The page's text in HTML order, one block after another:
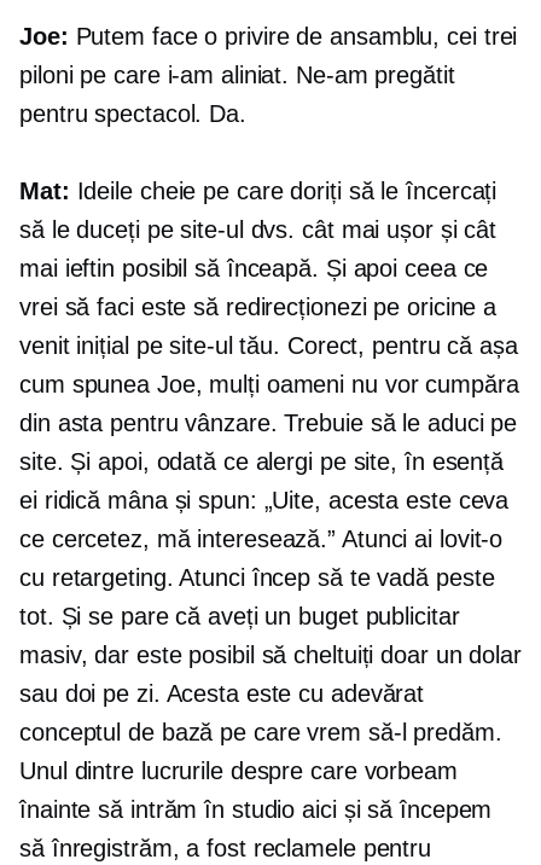
Joe: Putem face o privire de ansamblu, cei trei
piloni pe care i-am aliniat. Ne-am pregătit
pentru spectacol. Da.
Mat: Ideile cheie pe care doriți să le încercați
să le duceți pe site-ul dvs. cât mai ușor și cât
mai ieftin posibil să înceapă. Și apoi ceea ce
vrei să faci este să redirecționezi pe oricine a
venit inițial pe site-ul tău. Corect, pentru că așa
cum spunea Joe, mulți oameni nu vor cumpăra
din asta pentru vânzare. Trebuie să le aduci pe
site. Și apoi, odată ce alergi pe site, în esență
ei ridică mâna și spun: „Uite, acesta este ceva
ce cercetez, mă interesează.” Atunci ai lovit-o
cu retargeting. Atunci încep să te vadă peste
tot. Și se pare că aveți un buget publicitar
masiv, dar este posibil să cheltuiți doar un dolar
sau doi pe zi. Acesta este cu adevărat
conceptul de bază pe care vrem să-l predăm.
Unul dintre lucrurile despre care vorbeam
înainte să intrăm în studio aici și să începem
să înregistrăm, a fost reclamele pentru